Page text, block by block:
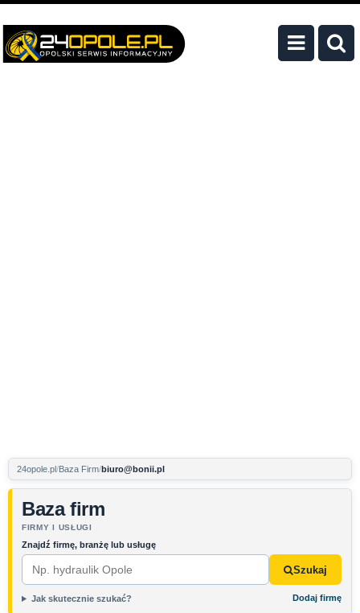
24opole.pl Baza Firm biuro@bonii.pl
Baza firm
FIRMY I USŁUGI
Znajdź firmę, branżę lub usługę
Szukaj
Jak skutecznie szukać? Dodaj firmę